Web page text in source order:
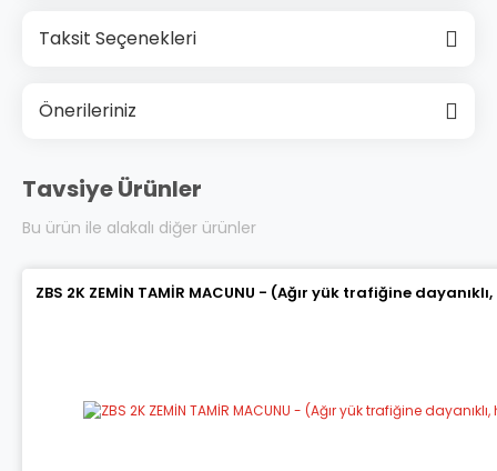
Taksit Seçenekleri
Önerileriniz
Tavsiye Ürünler
Bu ürün ile alakalı diğer ürünler
ZBS 2K ZEMİN TAMİR MACUNU - (Ağır yük trafiğine